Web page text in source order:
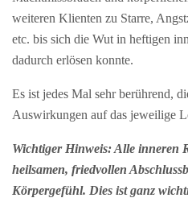
weiteren Klienten zu Starre,
etc. bis sich die Wut in heftigen
dadurch erlösen konnte.
Es ist jedes Mal sehr berührend,
Auswirkungen auf das jeweilige
Wichtiger Hinweis: Alle inneren
heilsamen, friedvollen
Körpergefühl. Dies ist ganz